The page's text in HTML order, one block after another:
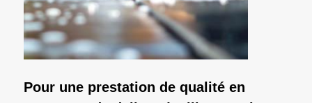
Pour une prestation de qualité en